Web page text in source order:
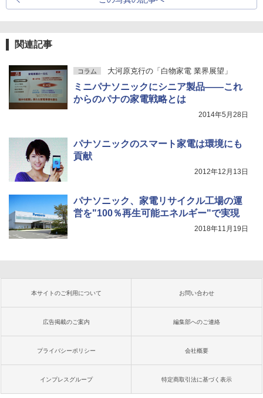
関連記事
コラム 大河原克行の「白物家電 業界展望」
ミニパナソニックにシニア製品――これ
からのパナの家電戦略とは
2014年5月28日
パナソニックのスマート家電は環境にも
貢献
2012年12月13日
パナソニック、家電リサイクル工場の運
営を"100％再生可能エネルギー"で実現
2018年11月19日
本サイトのご利用について お問い合わせ
広告掲載のご案内 編集部へのご連絡
プライバシーポリシー 会社概要
インプレスグループ 特定商取引法に基づく表示